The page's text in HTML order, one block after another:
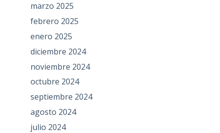
marzo 2025
febrero 2025
enero 2025
diciembre 2024
noviembre 2024
octubre 2024
septiembre 2024
agosto 2024
julio 2024